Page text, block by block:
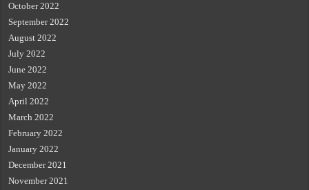
October 2022
September 2022
August 2022
July 2022
June 2022
May 2022
April 2022
March 2022
February 2022
January 2022
December 2021
November 2021